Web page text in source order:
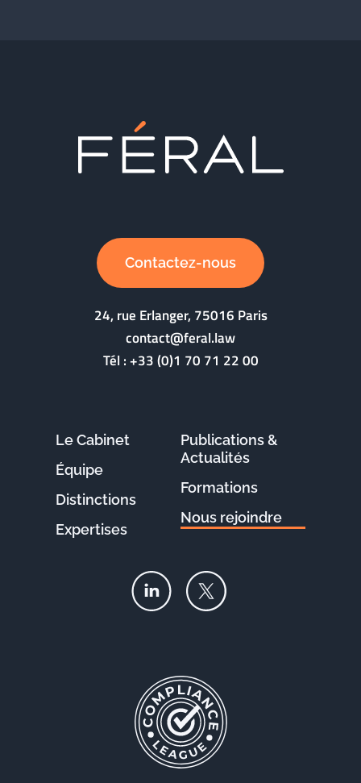
Contactez-nous
24, rue Erlanger, 75016 Paris
contact@feral.law
Tél :+33 (0)1 70 71 22 00
Le Cabinet
Équipe
Distinctions
Expertises
Publications &
Actualités
Formations
Nous rejoindre